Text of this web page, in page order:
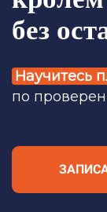
без
Научитесь
по